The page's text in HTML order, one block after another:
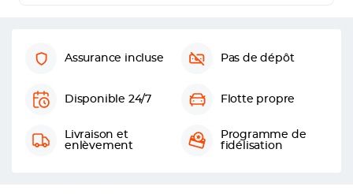
Assurance incluse Pas de dépôt
Disponible 24/7 Flotte propre
Livraison et
enlèvement
Programme de
fidélisation